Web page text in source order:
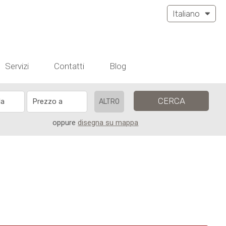
Servizi Contatti Blog
Italiano
ALTRO CERCA
oppuredisegna su mappa